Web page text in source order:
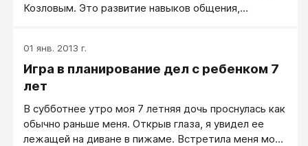
Козловым. Это развитие навыков общения,
здоровье, приучить себя ложиться вовремя,
отучить себя от жалоб, оправданий и самоедства,
научить себя слышать, понимать и профессионально
01 янв. 2013 г.
Игра в планирование дел с ребенком 7
лет
В субботнее утро моя 7 летняя дочь проснулась как
обычно раньше меня. Открыв глаза, я увидел ее
лежащей на диване в пижаме. Встретила меня моя